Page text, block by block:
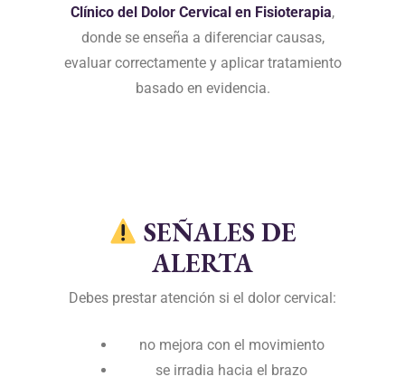
Clínico del Dolor Cervical en Fisioterapia,
donde se enseña a diferenciar causas,
evaluar correctamente y aplicar tratamiento
basado en evidencia.
SEÑALES DE
ALERTA
Debes prestar atención si el dolor cervical:
no mejora con el movimiento
se irradia hacia el brazo